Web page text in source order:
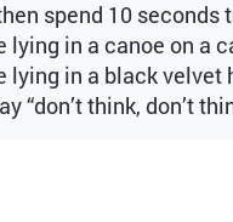
spend 10
lying in a canoe on a
lying in a black
“don’t think, don’t